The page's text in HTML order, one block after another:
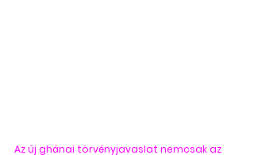
Az új ghánai törvényjavaslat nemcsak az